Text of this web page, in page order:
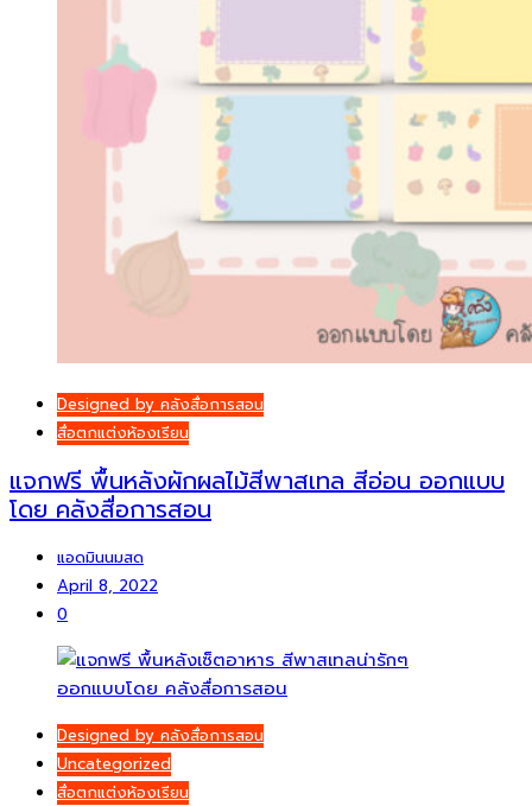
Designed by คลังสื่อการสอน
สื่อตกแต่งห้องเรียน
แจกฟรี พื้นหลังผักผลไม้สีพาสเทล สีอ่อน ออกแบบ
โดย คลังสื่อการสอน
แอดมินนมสด
April 8, 2022
0
Designed by คลังสื่อการสอน
Uncategorized
สื่อตกแต่งห้องเรียน